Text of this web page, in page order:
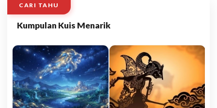
CARI TAHU
Kumpulan Kuis Menarik